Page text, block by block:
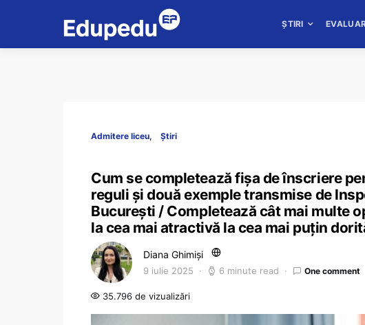
ȘTIRI
Admitere liceu Știri
Cum se completează fișa de înscriere
reguli și două exemple transmise de
București / Completează cât mai multe
la cea mai atractivă la cea mai puțin
Diana Ghimiși
9 iulie 2025 6 minute read One comment
35.796 de vizualizări